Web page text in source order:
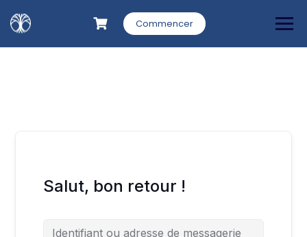
Commencer
Salut, bon retour !